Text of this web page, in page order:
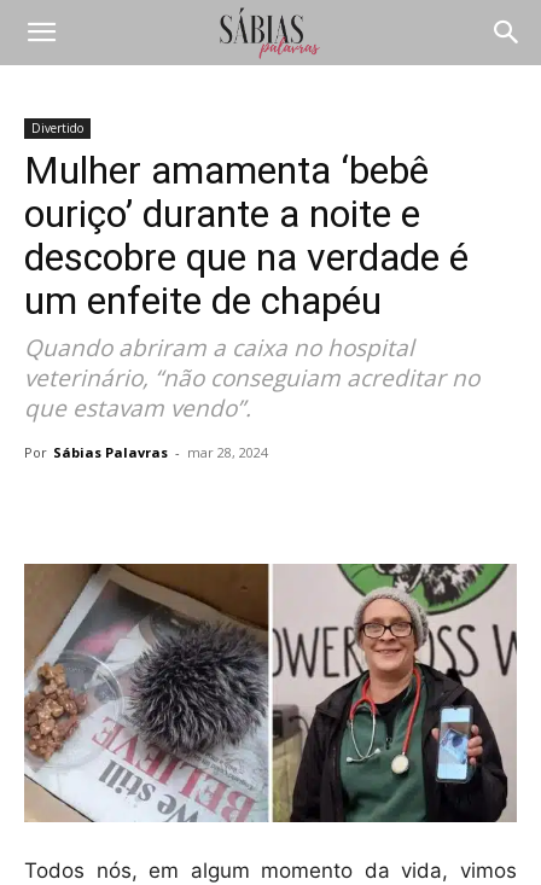
Divertido
Mulher amamenta ‘bebê
ouriço’ durante a noite e
descobre que na verdade é
um enfeite de chapéu
Quando abriram a caixa no hospital
veterinário, “não conseguiam acreditar no
que estavam vendo”.
Por Sábias Palavras - mar 28, 2024
Todos nós, em algum momento da vida, vimos